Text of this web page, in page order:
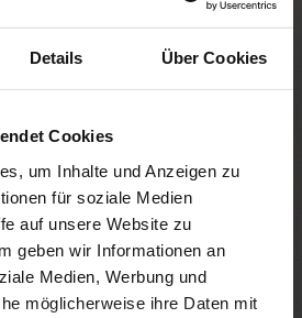
Details Über Cookies
Cookies
um Inhalte und Anzeigen zu
für soziale Medien
auf unsere Website zu
geben wir Informationen an
Medien, Werbung und
möglicherweise ihre Daten mit
Natur
Alternative